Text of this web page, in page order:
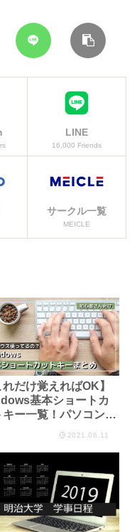
LINE
16,000 Friends
サークル一覧
MEICLE
れだけ覚えればOK】
基本ショートカ
キー一覧！パソコン初
2021.06.11